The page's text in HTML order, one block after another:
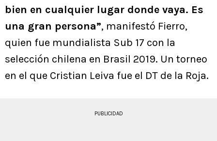
bien en cualquier lugar donde vaya. Es
una gran persona”, manifestó Fierro,
quien fue mundialista Sub 17 con la
selección chilena en Brasil 2019. Un torneo
en el que Cristian Leiva fue el DT de la Roja.
PUBLICIDAD